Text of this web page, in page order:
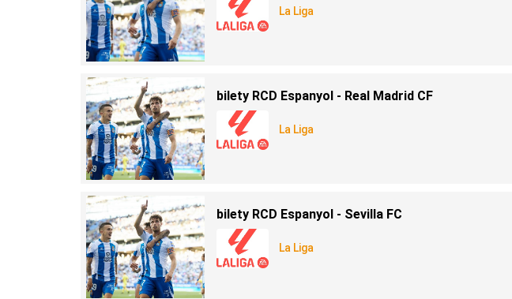
La Liga
bilety RCD Espanyol - Real Madrid CF
La Liga
bilety RCD Espanyol - Sevilla FC
La Liga